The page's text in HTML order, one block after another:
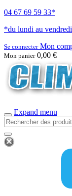
04 67 69 59 33*
*du lundi au
Se connecterMon
Mon panier 0,00 €
Expand menu